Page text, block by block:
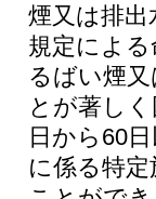
煙又は排
規定によ
るばい煙
とが著し
日から60
に係る特